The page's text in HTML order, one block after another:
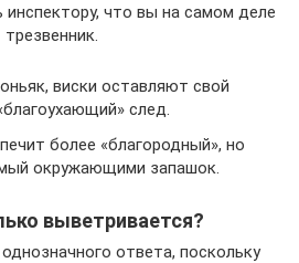
что вы на самом деле
трезвенник.
виски оставляют свой
след.
более «благородный», но
окружающими запашок.
выветривается?
ответа, поскольку